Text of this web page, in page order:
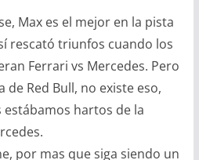
Max es el mejor en la pista
rescató triunfos cuando los
Ferrari vs Mercedes. Pero
de Red Bull, no existe eso,
hartos de la
por mas que siga siendo un